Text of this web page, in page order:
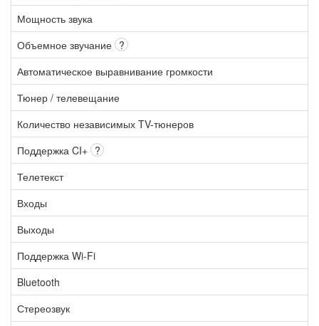
Мощность звука
Объемное звучание ?
Автоматическое выравнивание громкости
Тюнер / телевещание
Количество независимых TV-тюнеров
Поддержка CI+ ?
Телетекст
Входы
Выходы
Поддержка Wi-Fi
Bluetooth
Стереозвук